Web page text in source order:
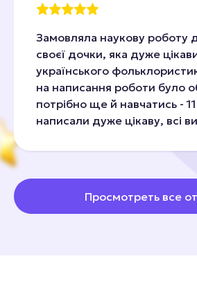
Замовляла наукову роботу
своєї дочки, яка дуже
українського
на написання роботи було
потрібно ще й навчатись -
написали дуже цікаву, всі
перемогу!))
Просмотреть все